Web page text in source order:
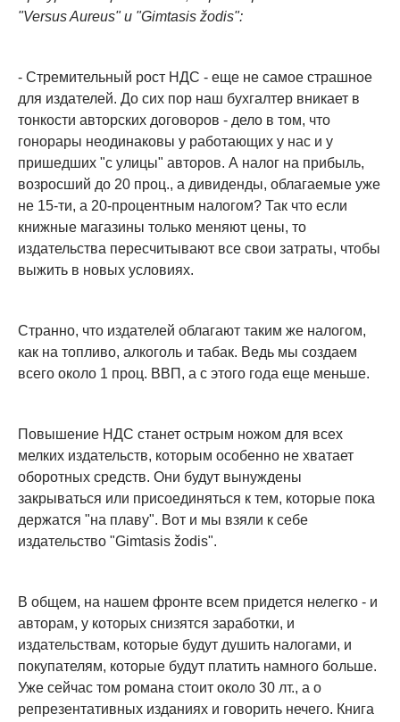
"Versus Aureus" и "Gimtasis žodis":
- Стремительный рост НДС - еще не самое страшное
для издателей. До сих пор наш бухгалтер вникает в
тонкости авторских договоров - дело в том, что
гонорары неодинаковы у работающих у нас и у
пришедших "с улицы" авторов. А налог на прибыль,
возросший до 20 проц., а дивиденды, облагаемые уже
не 15-ти, а 20-процентным налогом? Так что если
книжные магазины только меняют цены, то
издательства пересчитывают все свои затраты, чтобы
выжить в новых условиях.
Странно, что издателей облагают таким же налогом,
как на топливо, алкоголь и табак. Ведь мы создаем
всего около 1 проц. ВВП, а с этого года еще меньше.
Повышение НДС станет острым ножом для всех
мелких издательств, которым особенно не хватает
оборотных средств. Они будут вынуждены
закрываться или присоединяться к тем, которые пока
держатся "на плаву". Вот и мы взяли к себе
издательство "Gimtasis žodis".
В общем, на нашем фронте всем придется нелегко - и
авторам, у которых снизятся заработки, и
издательствам, которые будут душить налогами, и
покупателям, которые будут платить намного больше.
Уже сейчас том романа стоит около 30 лт., а о
репрезентативных изданиях и говорить нечего. Книга